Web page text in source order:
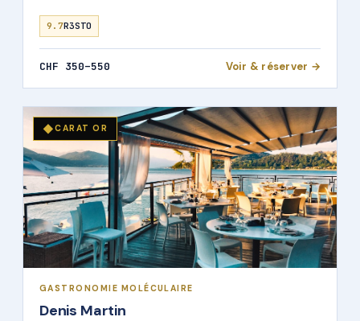
9.7R3STO
CHF 350–550 Voir & réserver →
◆CARAT OR
GASTRONOMIE MOLÉCULAIRE
Denis Martin